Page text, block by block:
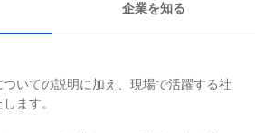
企業を知る
いての説明に加え、現場で活躍する社
ます。